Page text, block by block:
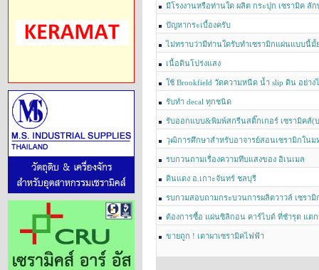
มีโรงงานหรือท่านใด ผลิต กระปุก เซรามิค ลั
ปัญหากระเบื้องครับ
ไม่ทราบว่ามีท่านใดรับทำเซรามิกแผ่นแบบนี้มั้
เนื้อดินโปร่งแสง
ใช้ Brookfield วัดความหนืด น้ำ slip ดิน อย่าง
รับทำ decal ทุกชนิด
รับออกแบบ&พิมพ์สกรีนสติ๊กเกอร์ เซรามิคส์(
วุฒิการศึกษาสำหรับอาจารย์สอนเซรามิกในม
รบกวนถามเรื่องความทึบแสงของ อิเนเมล
ดินแดง อ.เกาะจันทร์ ชลบุรี
รบกวมสอบถามกระบวนการผลิตวาวล์ เซรา
ต้องการซื้อ แผ่นซิลิกอน คาร์ไบด์ ที่ชำรุด แต
ขายถูก ! เตาผาเซรามิคไฟฟ้า